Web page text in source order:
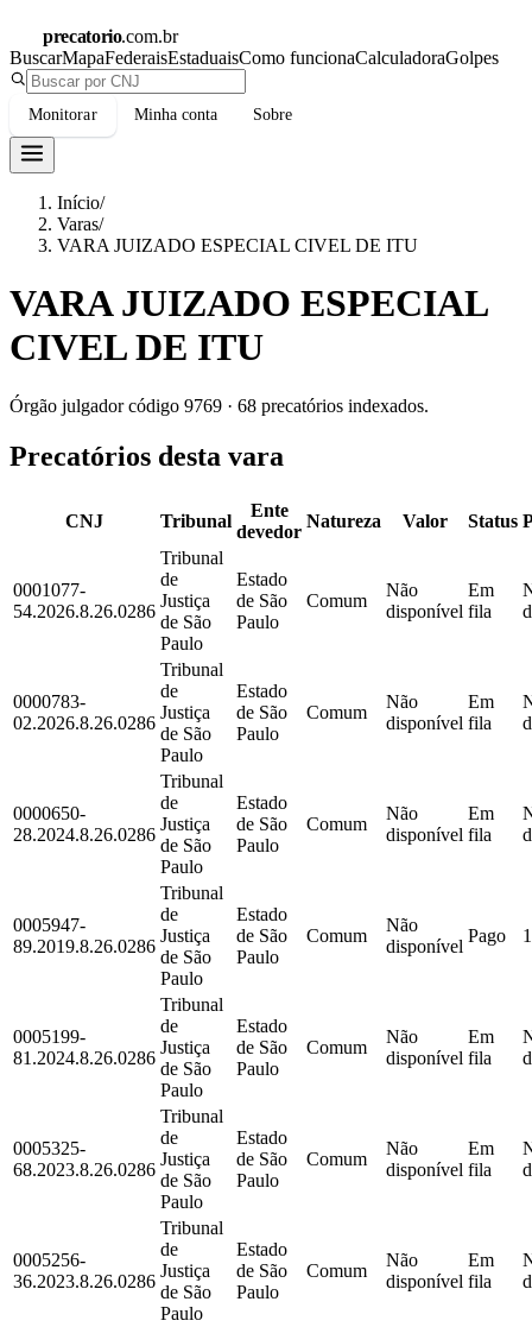
precatorio.com.br
BuscarMapaFederaisEstaduaisComo funcionaCalculadoraGolpes
Monitorar Minha conta Sobre
Início/
Varas/
VARA JUIZADO ESPECIAL CIVEL DE ITU
VARA JUIZADO ESPECIAL
CIVEL DE ITU
Órgão julgador código 9769 · 68 precatórios indexados.
Precatórios desta vara
CNJ Tribunal
Ente
devedor
Natureza Valor Status
0001077-
54.2026.8.26.0286
Tribunal
de
Justiça
de São
Paulo
Estado
de São
Paulo
Comum
Não
disponível
Em
fila
0000783-
02.2026.8.26.0286
Tribunal
de
Justiça
de São
Paulo
Estado
de São
Paulo
Comum
Não
disponível
Em
fila
0000650-
28.2024.8.26.0286
Tribunal
de
Justiça
de São
Paulo
Estado
de São
Paulo
Comum
Não
disponível
Em
fila
0005947-
89.2019.8.26.0286
Tribunal
de
Justiça
de São
Paulo
Estado
de São
Paulo
Comum
Não
disponível
Pago
0005199-
81.2024.8.26.0286
Tribunal
de
Justiça
de São
Paulo
Estado
de São
Paulo
Comum
Não
disponível
Em
fila
0005325-
68.2023.8.26.0286
Tribunal
de
Justiça
de São
Paulo
Estado
de São
Paulo
Comum
Não
disponível
Em
fila
0005256-
36.2023.8.26.0286
Tribunal
de
Justiça
de São
Paulo
Estado
de São
Paulo
Comum
Não
disponível
Em
fila